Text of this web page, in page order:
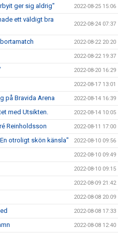
ger sig aldrig" 2022-08-25 15:06
ett väldigt bra
2022-08-24 07:37
2022-08-22 20:20
2022-08-22 19:37
2022-08-20 16:29
2022-08-17 13:01
på Bravida Arena 2022-08-14 16:39
med Utsikten. 2022-08-14 10:05
Reinholdsson 2022-08-11 17:00
otroligt skön känsla" 2022-08-10 09:56
2022-08-10 09:49
2022-08-10 09:15
2022-08-09 21:42
2022-08-08 20:09
2022-08-08 17:33
2022-08-08 12:40